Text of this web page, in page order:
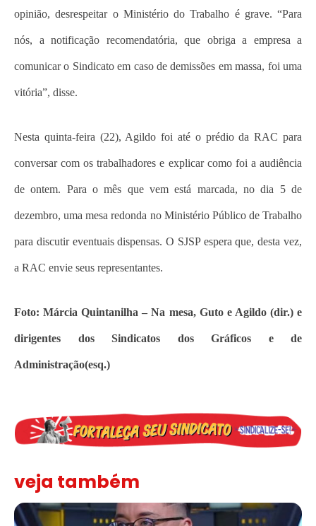
opinião, desrespeitar o Ministério do Trabalho é grave. “Para
nós, a notificação recomendatória, que obriga a empresa a
comunicar o Sindicato em caso de demissões em massa, foi uma
vitória”, disse.
Nesta quinta-feira (22), Agildo foi até o prédio da RAC para
conversar com os trabalhadores e explicar como foi a audiência
de ontem. Para o mês que vem está marcada, no dia 5 de
dezembro, uma mesa redonda no Ministério Público de Trabalho
para discutir eventuais dispensas. O SJSP espera que, desta vez,
a RAC envie seus representantes.
Foto: Márcia Quintanilha – Na mesa, Guto e Agildo (dir.) e
dirigentes dos Sindicatos dos Gráficos e de
Administração(esq.)
veja também
Solidariedade ao jornalista Caê Vasconcelos e repúdio aos